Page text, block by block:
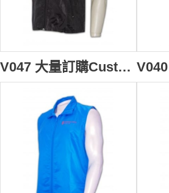
V047 大量訂購Customize男背心 訂製拉鏈背心褸 自訂背心外套款式 背心批發商HK